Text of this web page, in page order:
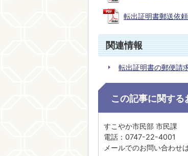
転出証明書郵送依
関連情報
転出証明書の郵便請
この記事に関す
すこやか市民部 市民課
電話：0747-22-4001
メールでのお問い合わせ